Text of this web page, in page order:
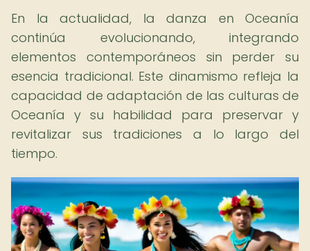
En la actualidad, la danza en Oceanía
continúa evolucionando, integrando
elementos contemporáneos sin perder su
esencia tradicional. Este dinamismo refleja la
capacidad de adaptación de las culturas de
Oceanía y su habilidad para preservar y
revitalizar sus tradiciones a lo largo del
tiempo.